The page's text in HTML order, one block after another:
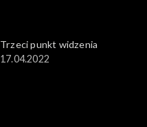
Trzeci punkt widzenia
17.04.2022